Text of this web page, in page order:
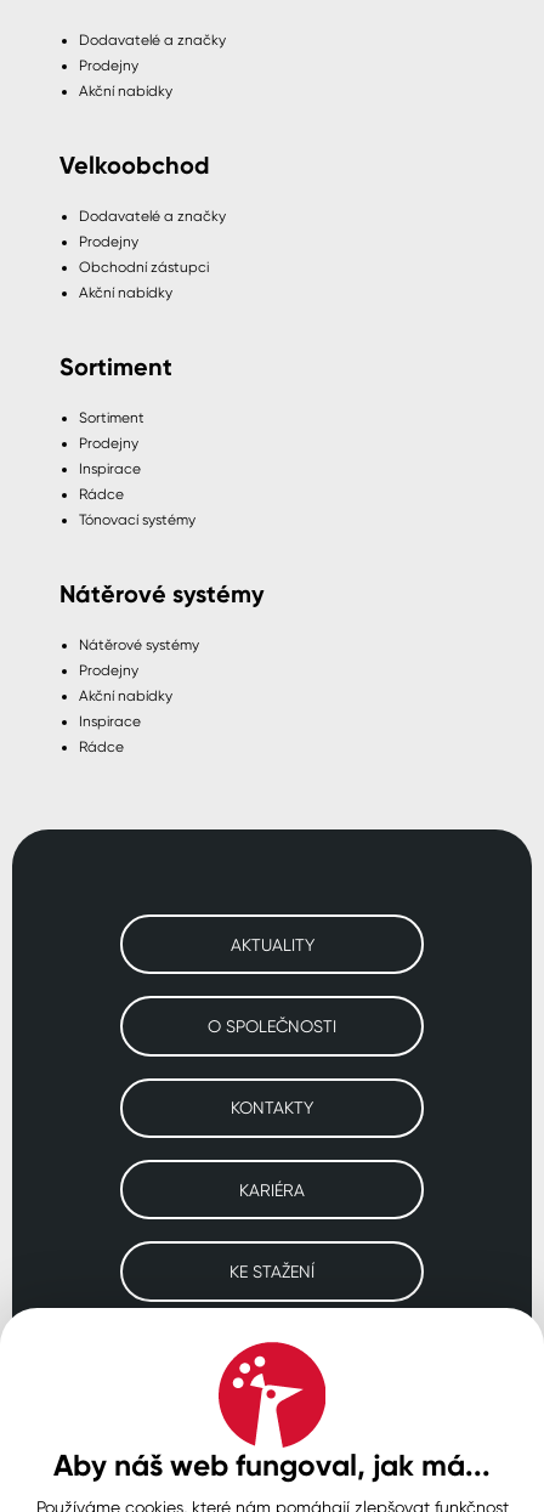
Dodavatelé a značky
Prodejny
Akční nabídky
Velkoobchod
Dodavatelé a značky
Prodejny
Obchodní zástupci
Akční nabídky
Sortiment
Sortiment
Prodejny
Inspirace
Rádce
Tónovací systémy
Nátěrové systémy
Nátěrové systémy
Prodejny
Akční nabídky
Inspirace
Rádce
AKTUALITY
O SPOLEČNOSTI
KONTAKTY
KARIÉRA
KE STAŽENÍ
Navštivte naše pobočky
SLOVENSKO POLSKO
Aby náš web fungoval, jak má...
Používáme cookies, které nám pomáhají zlepšovat funkčnost